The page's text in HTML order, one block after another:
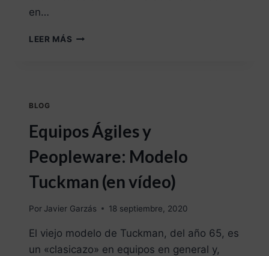
en…
LEER MÁS
BLOG
Equipos Ágiles y
Peopleware: Modelo
Tuckman (en vídeo)
Por Javier Garzás 18 septiembre, 2020
El viejo modelo de Tuckman, del año 65, es
un «clasicazo» en equipos en general y,